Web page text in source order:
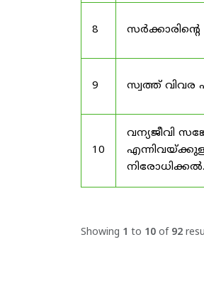
8
9 സ്വത്ത്
10
വന്യജീവി
നിരോധിക്കൽ.
Showing 1 to 10 of 92